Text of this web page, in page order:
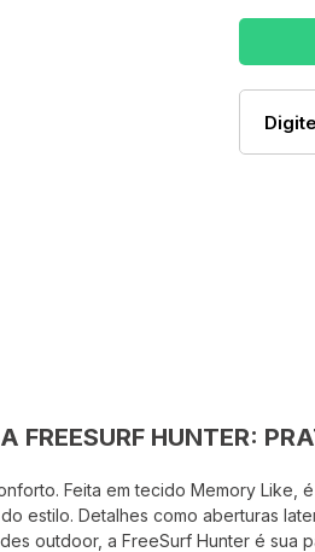
FREESURF HUNTER:
Feita em tecido Memory
estilo. Detalhes como aberturas
outdoor, a FreeSurf Hunter é sua